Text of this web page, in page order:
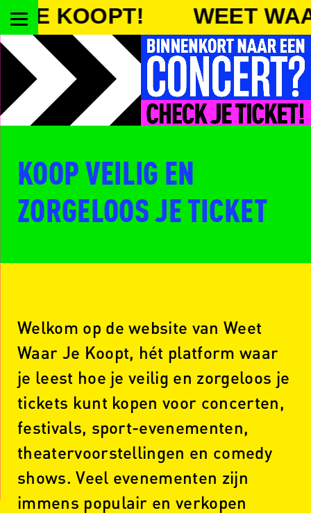
WEET WAAR JE
KOOP VEILIG EN
ZORGELOOS JE TICKET
Welkom op de website van Weet
Waar Je Koopt, hét platform waar
je leest hoe je veilig en zorgeloos je
tickets kunt kopen voor concerten,
festivals, sport-evenementen,
theatervoorstellingen en comedy
shows. Veel evenementen zijn
immens populair en verkopen